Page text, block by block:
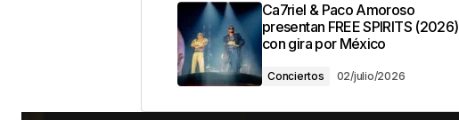
Ca7riel & Paco Amoroso
presentan FREE SPIRITS (2026)
con gira por México
Conciertos 02/julio/2026